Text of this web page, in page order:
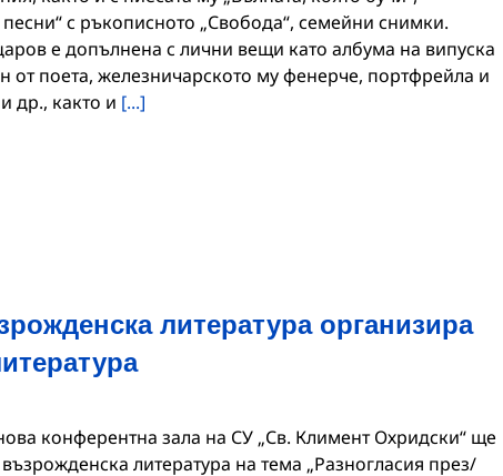
с ръкописното „Свобода“, семейни снимки.
е допълнена с лични вещи като албума на випуска
поета, железничарското му фенерче, портфрейла и
др., както и [...]
литература организира
конферентна зала на СУ „Св. Климент Охридски“ ще
литература на тема „Разногласия през/